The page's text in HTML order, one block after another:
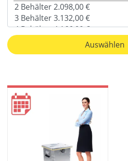
Auswählen